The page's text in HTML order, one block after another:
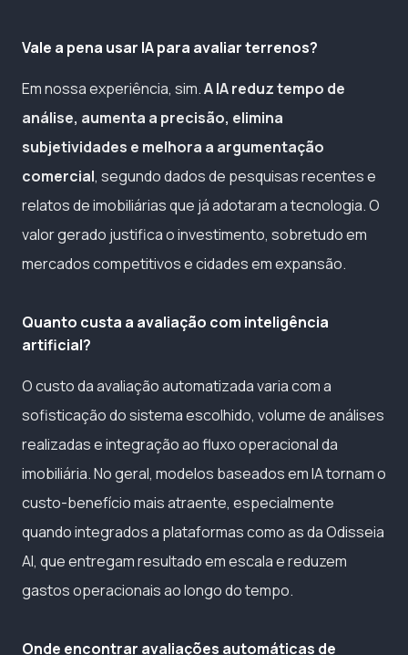
Vale a pena usar IA para avaliar terrenos?
Em nossa experiência, sim.A IA reduz tempo de
análise, aumenta a precisão, elimina
subjetividades e melhora a argumentação
comercial, segundo dados de pesquisas recentes e
relatos de imobiliárias que já adotaram a tecnologia. O
valor gerado justifica o investimento, sobretudo em
mercados competitivos e cidades em expansão.
Quanto custa a avaliação com inteligência
artificial?
O custo da avaliação automatizada varia com a
sofisticação do sistema escolhido, volume de análises
realizadas e integração ao fluxo operacional da
imobiliária. No geral, modelos baseados em IA tornam o
custo-benefício mais atraente, especialmente
quando integrados a plataformas como as da Odisseia
AI, que entregam resultado em escala e reduzem
gastos operacionais ao longo do tempo.
Onde encontrar avaliações automáticas de